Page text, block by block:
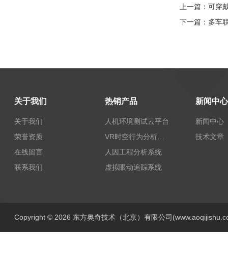
上一篇： 可穿
下一篇： 多车
关于我们
关于我们
荣誉资质
在线留言
联系我们
热销产品
人机环境测试云平台
VR时空行为分析系统
人因工程分析系统
虚拟眼动追踪系统
新闻中心
新闻中心
技术文章
Copyright © 2026 东方奥奇技术（北京）有限公司